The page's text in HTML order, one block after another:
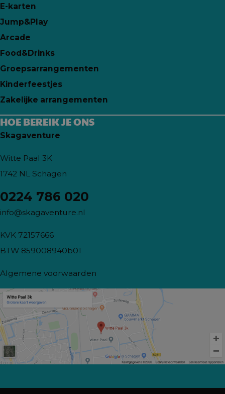
E-karten
Jump&Play
Arcade
Food&Drinks
Groepsarrangementen
Kinderfeestjes
Zakelijke arrangementen
HOE BEREIK JE ONS
Skagaventure
Witte Paal 3K
1742 NL Schagen
0224 786 020
info@skagaventure.nl
KVK 72157666
BTW 859008940b01
Algemene voorwaarden